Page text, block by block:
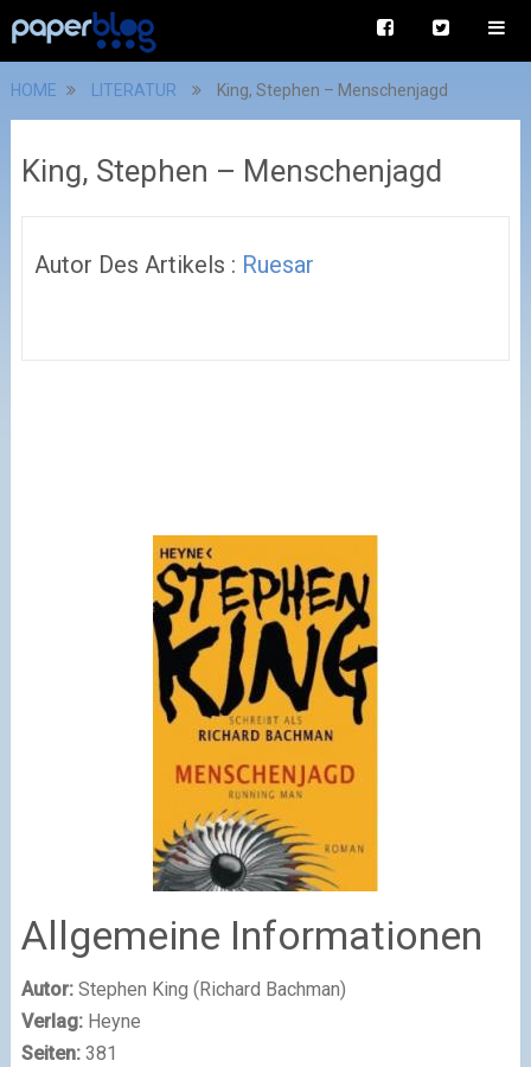
HOME LITERATUR King, Stephen – Menschenjagd
King, Stephen – Menschenjagd
Autor Des Artikels : Ruesar
Allgemeine Informationen
Autor: Stephen King (Richard Bachman)
Verlag: Heyne
Seiten: 381